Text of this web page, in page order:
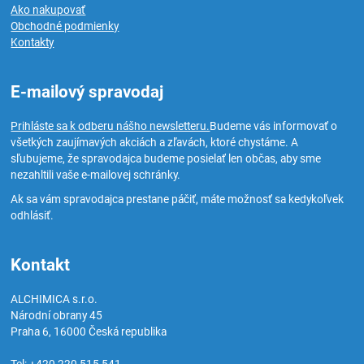
Ako nakupovať
Obchodné podmienky
Kontakty
E-mailový spravodaj
Prihláste sa k odberu nášho newsletteru.Budeme vás informovať o
všetkých zaujímavých akciách a zľavách, ktoré chystáme. A
sľubujeme, že spravodajca budeme posielať len občas, aby sme
nezahltili vaše e-mailovej schránky.
Ak sa vám spravodajca prestane páčiť, máte možnosť sa kedykoľvek
odhlásiť.
Kontakt
ALCHIMICA s.r.o.
Národní obrany 45
Praha 6, 16000Česká republika